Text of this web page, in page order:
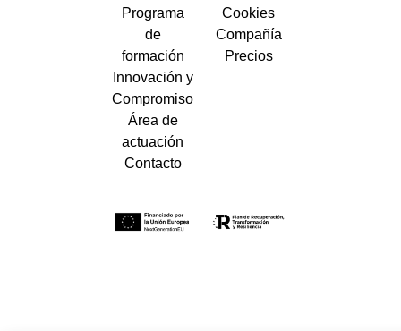
Programa
de
formación
Innovación y
Compromiso
Área de
actuación
Contacto
Cookies
Compañía
Precios